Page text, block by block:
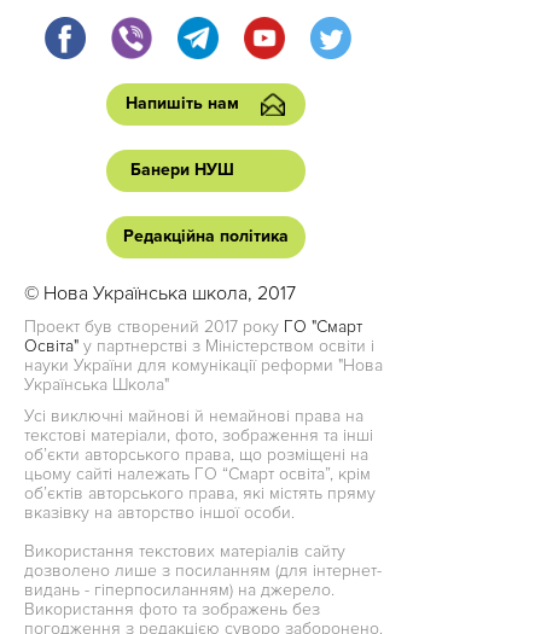
Напишіть нам
Банери НУШ
Редакційна політика
© Нова Українська школа, 2017
Проект був створений 2017 року ГО "Смарт
Освіта" у партнерстві з Міністерством освіти і
науки України для комунікації реформи "Нова
Українська Школа"
Усі виключні майнові й немайнові права на
текстові матеріали, фото, зображення та інші
об’єкти авторського права, що розміщені на
цьому сайті належать ГО “Смарт освіта”, крім
об’єктів авторського права, які містять пряму
вказівку на авторство іншої особи.
Використання текстових матеріалів сайту
дозволено лише з посиланням (для інтернет-
видань - гіперпосиланням) на джерело.
Використання фото та зображень без
погодження з редакцією суворо заборонено.